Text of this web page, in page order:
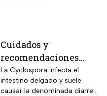
Cuidados y
recomendaciones
para niños ante los
riesgos por cyclospora
La Cyclospora infecta el
intestino delgado y suele
causar la denominada diarrea